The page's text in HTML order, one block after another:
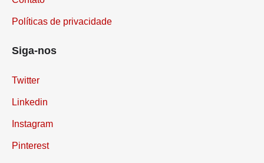
Políticas de privacidade
Siga-nos
Twitter
Linkedin
Instagram
Pinterest